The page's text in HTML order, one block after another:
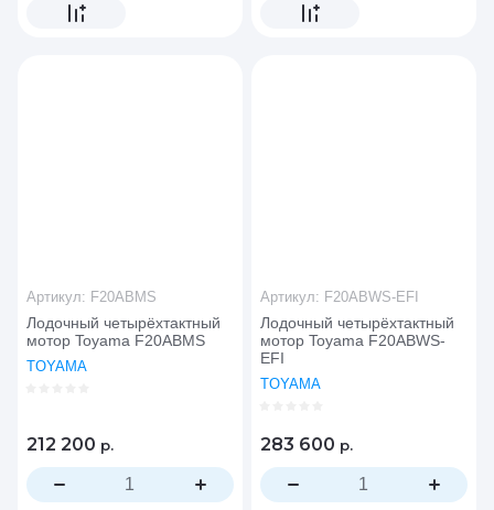
Лодочный четырёхтактный
мотор Toyama F20ABMS
TOYAMA
Артикул: F20ABMS
212 200 р.
Лодочный четырёхтактный
мотор Toyama F20ABWS-
EFI
TOYAMA
Артикул: F20ABWS-EFI
283 600 р.